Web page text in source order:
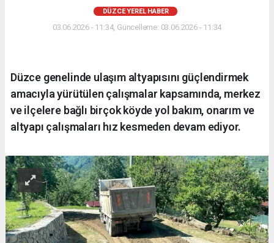
DÜZCE YEREL HABER
03.06.2026 - 11:34, Güncelleme: 03.06.2026 - 11:34
Düzce genelinde ulaşım altyapısını güçlendirmek
amacıyla yürütülen çalışmalar kapsamında, merkez
ve ilçelere bağlı birçok köyde yol bakım, onarım ve
altyapı çalışmaları hız kesmeden devam ediyor.